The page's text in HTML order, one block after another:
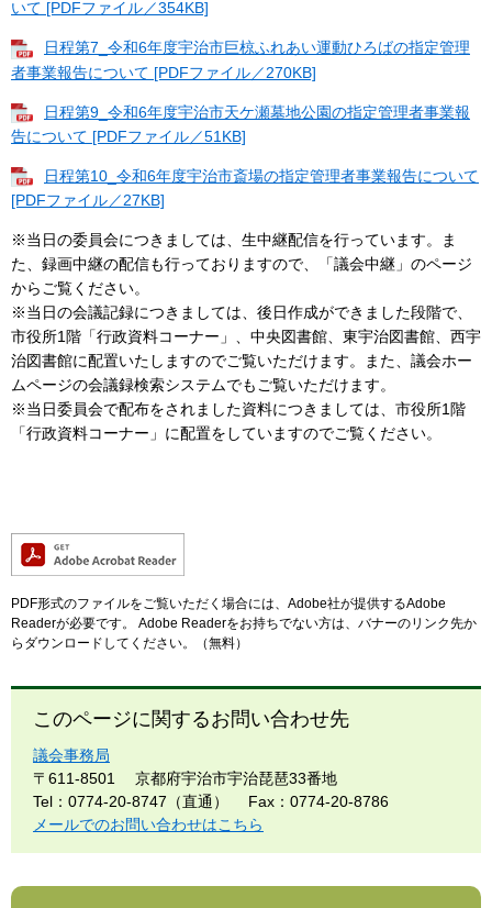
いて [PDFファイル／354KB]
日程第7_令和6年度宇治市巨椋ふれあい運動ひろばの指定管理
者事業報告について [PDFファイル／270KB]
日程第9_令和6年度宇治市天ケ瀬墓地公園の指定管理者事業報
告について [PDFファイル／51KB]
日程第10_令和6年度宇治市斎場の指定管理者事業報告について
[PDFファイル／27KB]
※当日の委員会につきましては、生中継配信を行っています。ま
た、録画中継の配信も行っておりますので、「議会中継」のページ
からご覧ください。
※当日の会議記録につきましては、後日作成ができました段階で、
市役所1階「行政資料コーナー」、中央図書館、東宇治図書館、西宇
治図書館に配置いたしますのでご覧いただけます。また、議会ホー
ムページの会議録検索システムでもご覧いただけます。
※当日委員会で配布をされました資料につきましては、市役所1階
「行政資料コーナー」に配置をしていますのでご覧ください。
PDF形式のファイルをご覧いただく場合には、Adobe社が提供するAdobe
Readerが必要です。
Adobe Readerをお持ちでない方は、バナーのリンク先か
らダウンロードしてください。（無料）
このページに関するお問い合わせ先
議会事務局
〒611-8501
京都府宇治市宇治琵琶33番地
Tel：0774-20-8747（直通）
Fax：0774-20-8786
メールでのお問い合わせはこちら